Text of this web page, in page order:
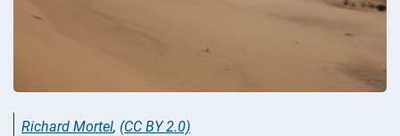
Richard Mortel, (CC BY 2.0)